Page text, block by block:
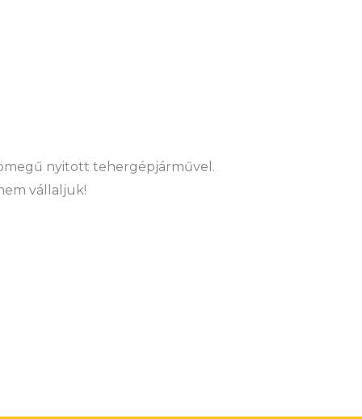
nyitott tehergépjárművel.
vállaljuk!